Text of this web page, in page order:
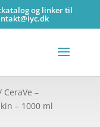
og linker til
–
– 1000 ml